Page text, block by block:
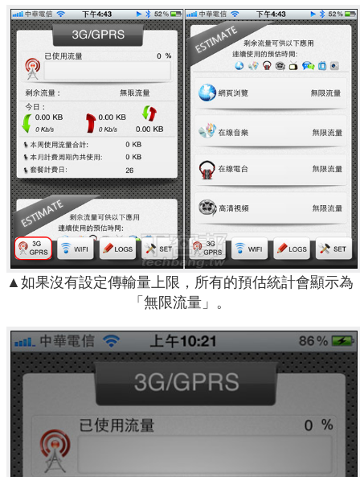
▲如果沒有設定傳輸量上限，所有的預估統計會顯示為
「無限流量」。